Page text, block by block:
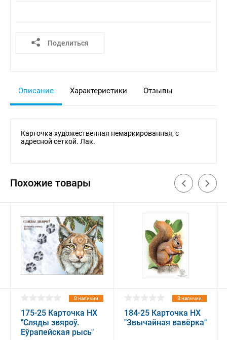
Поделиться
Описание Характеристики Отзывы
Карточка художественная немаркированная, с
адресной сеткой. Лак.
Похожие товары
В наличии
175-25 Карточка НХ
"Сляды звяроў.
Еўрапейская рысь"
В наличии
184-25 Карточка НХ
"Звычайная вавёрка"